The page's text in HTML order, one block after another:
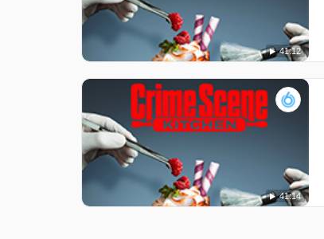
41:12
41:14